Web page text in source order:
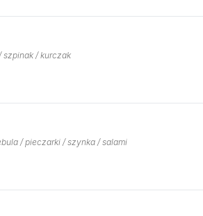
szpinak / kurczak
/ pieczarki / szynka / salami